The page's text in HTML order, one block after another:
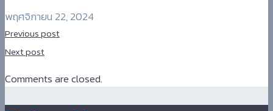
พฤศจิกายน 22, 2024
Previous post
Next post
Comments are closed.